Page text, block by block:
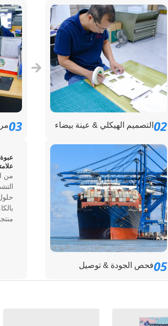
02التصميم الهيكلي & عينة بيضاء 03
05فحص الجودة & توصيل
من